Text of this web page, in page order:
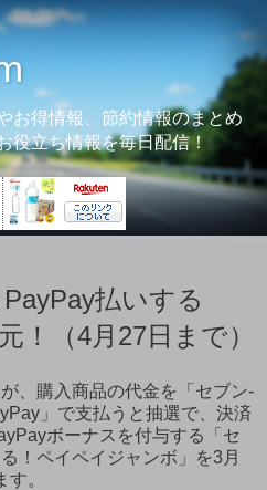
お得情報、節約情報のまとめ
役立ち情報を毎日配信！
払いする
！（4月27日まで）
、購入商品の代金を「セブン‐
」で支払うと抽選で、決済
ボーナスを付与する「セ
！ペイペイジャンボ」を3月
。